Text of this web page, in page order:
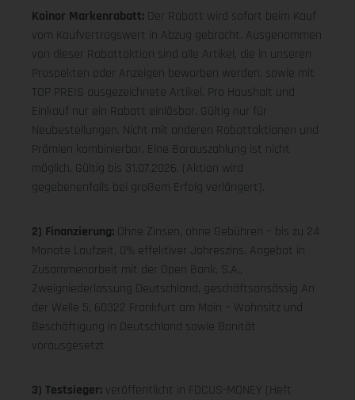
Koinor Markenrabatt: Der Rabatt wird sofort beim Kauf
vom Kaufvertragswert in Abzug gebracht. Ausgenommen
von dieser Rabattaktion sind alle Artikel, die in unseren
Prospekten oder Anzeigen beworben werden, sowie mit
TOP PREIS ausgezeichnete Artikel. Pro Haushalt und
Einkauf nur ein Rabatt einlösbar. Gültig nur für
Neubestellungen. Nicht mit anderen Rabattaktionen und
Prämien kombinierbar. Eine Barauszahlung ist nicht
möglich. Gültig bis 31.07.2026. (Aktion wird
gegebenenfalls bei großem Erfolg verlängert).
2) Finanzierung: Ohne Zinsen, ohne Gebühren – bis zu 24
Monate Laufzeit, 0% effektiver Jahreszins. Angebot in
Zusammenarbeit mit der Open Bank, S.A.,
Zweigniederlassung Deutschland, geschäftsansässig An
der Welle 5, 60322 Frankfurt am Main – Wohnsitz und
Beschäftigung in Deutschland sowie Bonität
vorausgesetzt
3) Testsieger: veröffentlicht in FOCUS-MONEY (Heft